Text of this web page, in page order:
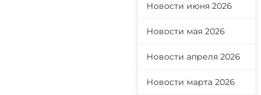
Новости июня 2026
Новости мая 2026
Новости апреля 2026
Новости марта 2026